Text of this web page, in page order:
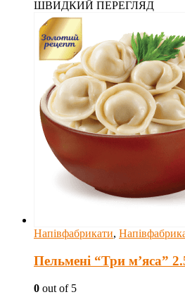
ШВИДКИЙ ПЕРЕГЛЯД
Напівфабрикати,
Пельмені “Три м’яса”
0 out of 5